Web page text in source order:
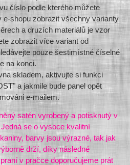
číslo podle kterého můžete
e-shopu zobrazit všechny varianty
a druzích materiálů je vzor
zobrazit více variant od
pouze šestimístné číselné
na konci.
skladem, aktivujte si funkci
a jakmile bude panel opět
e-mailem.
satén vyrobený a potisknutý v
se o vysoce kvalitní
barvy jsou výrazné, tak jak
drží, díky následné
v pračce doporučujeme prát